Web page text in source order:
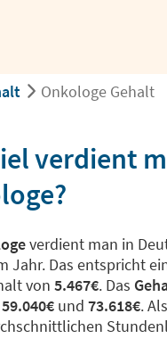
Onkologe Gehalt
verdient
verdient man in
Jahr. Das entspricht
von 5.467€. Das
59.040€ und 73.618€. Als